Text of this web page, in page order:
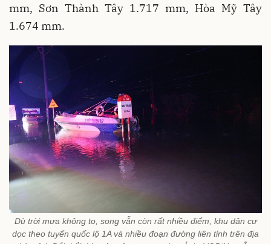
mm, Sơn Thành Tây 1.717 mm, Hòa Mỹ Tây
1.674 mm.
Dù trời mưa không to, song vẫn còn rất nhiều điểm, khu dân cư
dọc theo tuyến quốc lộ 1A và nhiều đoạn đường liên tỉnh trên địa